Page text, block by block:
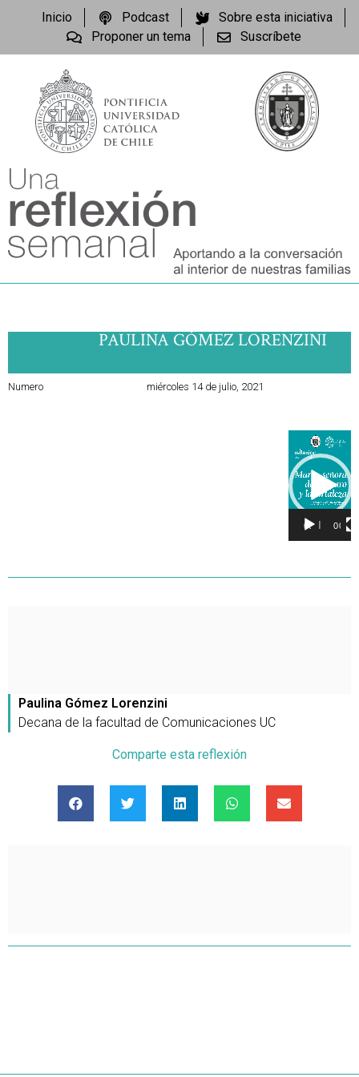
Inicio Podcast
Sobre esta iniciativa
Proponer un tema
Suscríbete
PAULINA GÓMEZ LORENZINI
Numero miércoles 14 de julio, 2021
de
vídeo
00:00 00:35
Paulina Gómez Lorenzini
Decana de la facultad de Comunicaciones UC
Comparte esta reflexión